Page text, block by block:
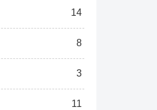
14
8
3
11